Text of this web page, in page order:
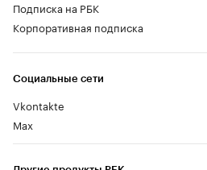
Социальные сети
Vkontakte
Max
Подписка на РБК
Корпоративная подписка